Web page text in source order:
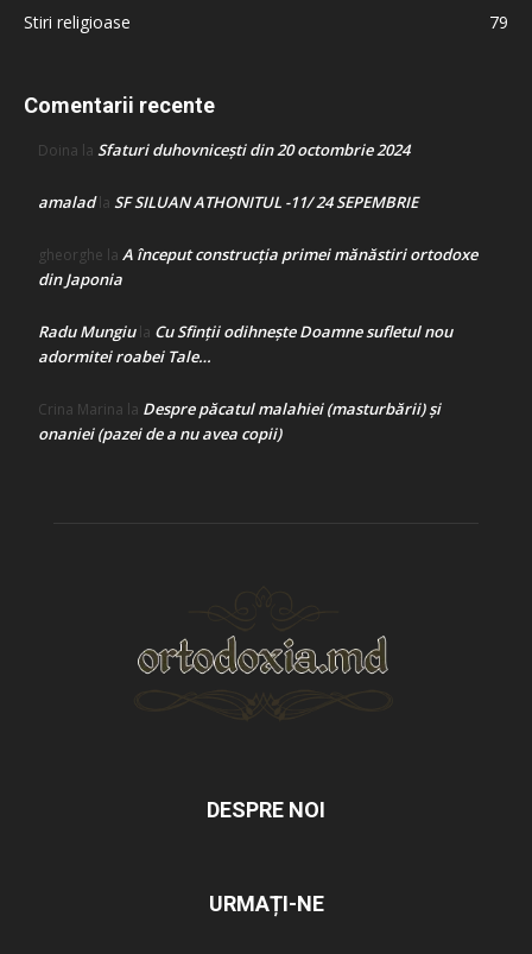
Stiri religioase
79
Comentarii recente
Doina la Sfaturi duhovnicești din 20 octombrie 2024
amaladla SF SILUAN ATHONITUL -11/ 24 SEPEMBRIE
gheorghe la A început construcţia primei mănăstiri ortodoxe
din Japonia
Radu Mungiula Cu Sfinții odihnește Doamne sufletul nou
adormitei roabei Tale…
Crina Marina la Despre păcatul malahiei (masturbării) şi
onaniei (pazei de a nu avea copii)
DESPRE NOI
URMAȚI-NE